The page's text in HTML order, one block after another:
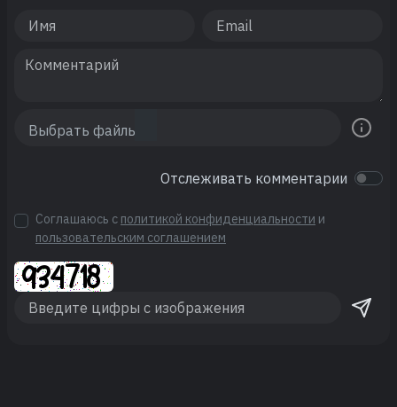
Отслеживать комментарии
Соглашаюсь с политикой конфиденциальности и
пользовательским соглашением